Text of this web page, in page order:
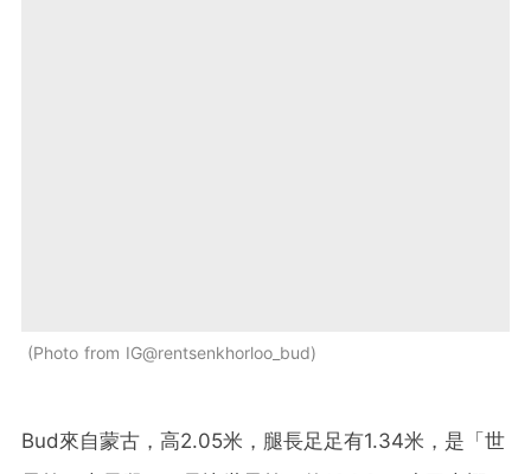
Photo from IG@rentsenkhorloo_bud
Bud來自蒙古，高2.05米，腿長足足有1.34米，是「世